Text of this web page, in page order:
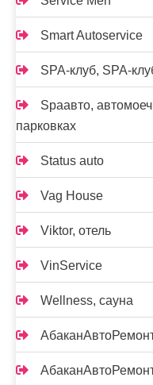
Smart Autoservice
SPA-клуб, SPA-
Spaавто,
парковках
Status auto
Vag House
Viktor, отель
VinService
Wellness, сауна